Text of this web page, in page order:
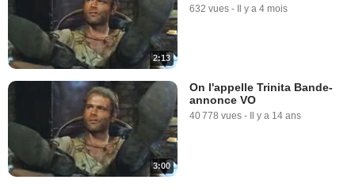
2:13
632 vues - Il y a 4 mois
3:00
On l'appelle Trinita Bande-
annonce VO
40 778 vues - Il y a 14 ans